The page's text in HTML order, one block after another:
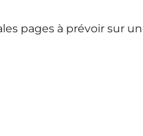
pages à prévoir sur